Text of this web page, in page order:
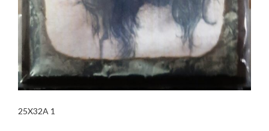
25X32A 1